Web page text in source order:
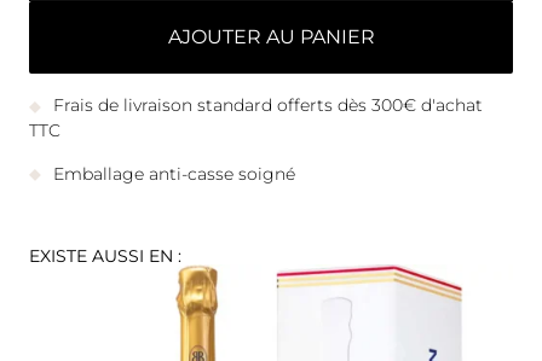
AJOUTER AU PANIER
Frais de livraison standard offerts dès 300€ d'achat
TTC
Emballage anti-casse soigné
EXISTE AUSSI EN :